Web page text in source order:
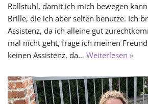
Rollstuhl, damit ich mich bewegen
Brille, die ich aber selten benutze. Ich
Assistenz, da ich alleine gut
mal nicht geht, frage ich meinen
keinen Assistenz, da… Weiterlesen »